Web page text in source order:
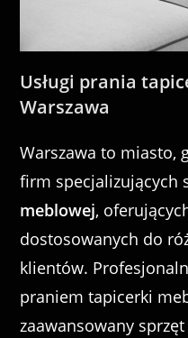
Usługi prania
Warszawa
Warszawa to miasto,
firm specjalizujących
meblowej,
dostosowanych do
klientów.
praniem tapicerki
zaawansowany